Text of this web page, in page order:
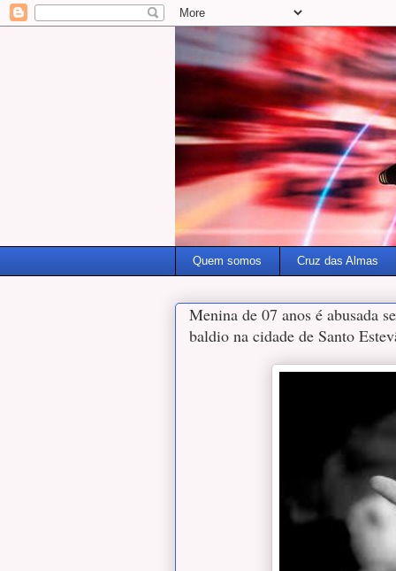
Quem somos Cruz das Almas
Menina de 07 anos é abusada
baldio na cidade de Santo